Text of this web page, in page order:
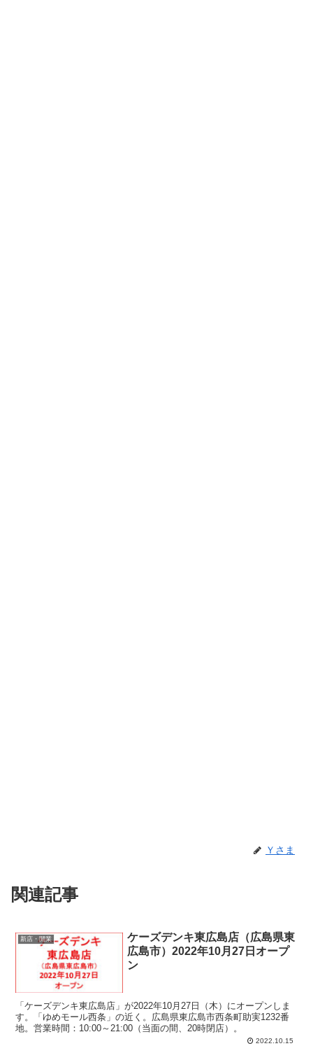
Ｙさま
関連記事
新店・開業
ケーズデンキ東広島店（広島県東
広島市）2022年10月27日オープ
ン
「ケーズデンキ東広島店」が2022年10月27日（木）にオープンしま
す。「ゆめモール西条」の近く。広島県東広島市西条町助実1232番
地。営業時間：10:00～21:00（当面の間、20時閉店）。
2022.10.15